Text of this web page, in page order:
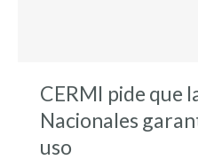
CERMI pide que
Nacionales
uso